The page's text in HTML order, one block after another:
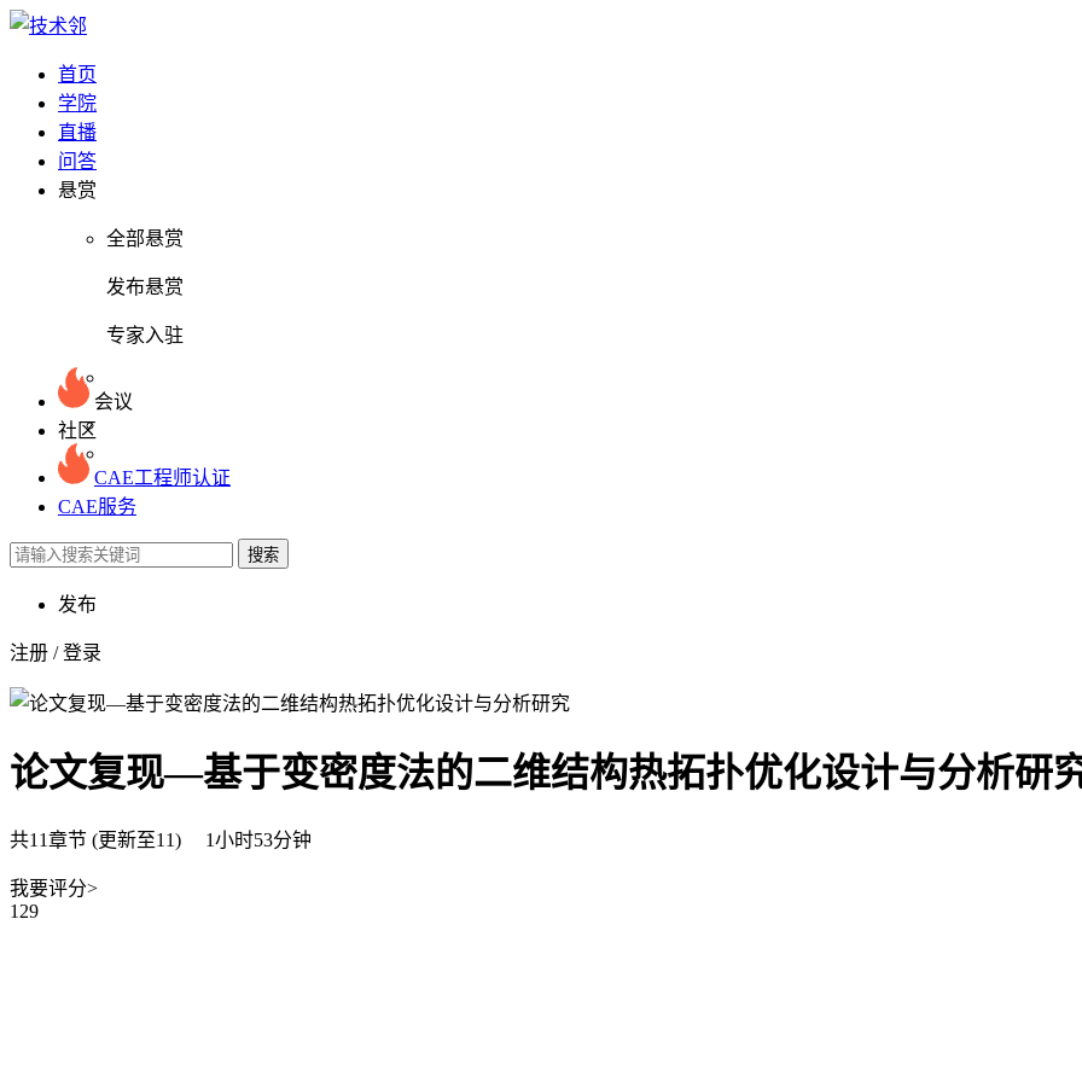
首页
学院
直播
问答
悬赏
全部悬赏
发布悬赏
专家入驻
会议
社区
CAE工程师认证
CAE服务
搜索
发布
注册 /登录
论文复现—基于变密度法的二维结构热拓扑优化设计与分析研
共11章节 (更新至11) 1小时53分钟
我要评分>
129